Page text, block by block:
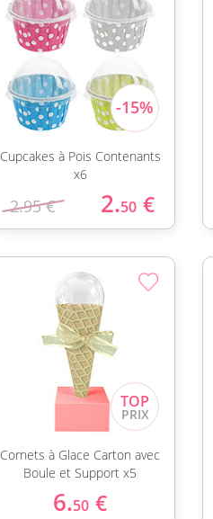
Cupcakes à Pois Contenants
x6
2.95 € 2.50 €
Cornets à Glace Carton avec
Boule et Support x5
6.50 €